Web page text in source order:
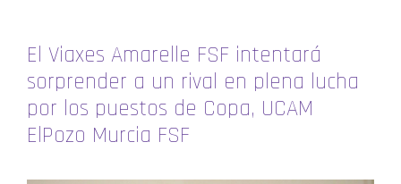
El Viaxes Amarelle FSF intentará
sorprender a un rival en plena lucha
por los puestos de Copa, UCAM
ElPozo Murcia FSF